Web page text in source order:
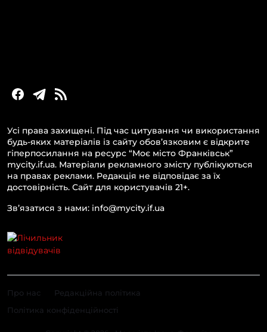
Усі права захищені. Під час цитування чи використання
будь-яких матеріалів із сайту обов’язковим є відкрите
гіперпосилання на ресурс “Моє місто Франківськ”
mycity.if.ua. Матеріали рекламного змісту публікуються
на правах реклами. Редакція не відповідає за їх
достовірність. Сайт для користувачів 21+.
Зв’язатися з нами: info@mycity.if.ua
Про нас
Редакційна політика
Політика конфіденційності